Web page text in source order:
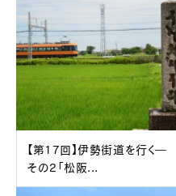
【第17回】伊勢街道を行く―
その2「松阪...